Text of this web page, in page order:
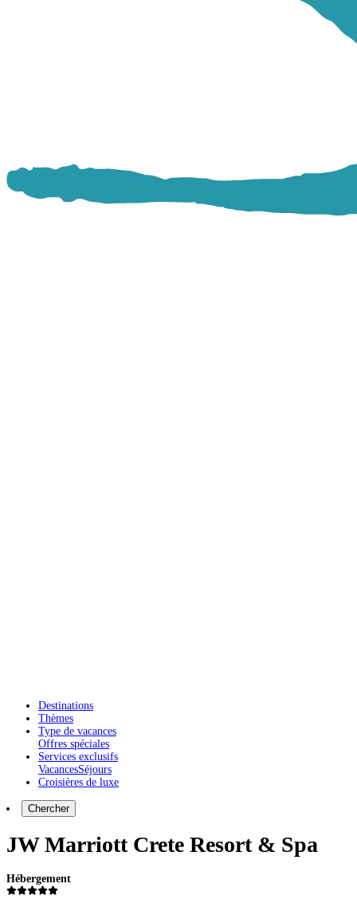
Destinations
Thèmes
Type de vacances
Offres spéciales
Services exclusifs
VacancesSéjours
Croisières de luxe
Chercher
JW Marriott Crete Resort & Spa
Hébergement